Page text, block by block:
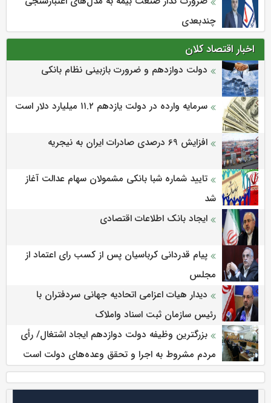
چندبعدی
اخبار اقتصاد کلان
دولت دوازدهم و ضرورت بازبینی نظام بانکی
سرمایه وارده در دولت یازدهم ۱۱.۲ میلیارد دلار است
افزایش 69 درصدی صادرات ایران به نیجریه
تایید شماره شبا بانکی مشمولان سهام عدالت آغاز
شد
ایجاد بانک اطلاعات اقتصادی
پیام قدردانی کرباسیان پس از کسب رای اعتماد از
مجلس
دیدار هیات اعزامی اتحادیه جهانی سردفتران با
رئیس سازمان ثبت اسناد واملاک
بزرگترین وظیفه دولت دوازدهم ایجاد اشتغال/ رأی
مردم مشروط به اجرا و تحقق وعده‌های دولت است